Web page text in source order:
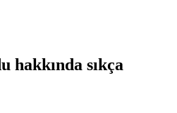
hakkında sıkça